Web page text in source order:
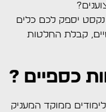
יספק לכם כלים
קבלת החלטות
כספיים ?
ממוקד המעניק